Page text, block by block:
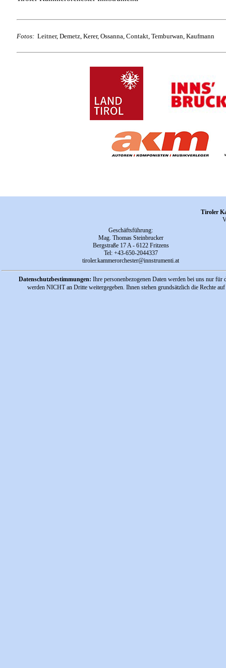
Fotos: Leitner, Demetz, Kerer, Ossanna, Contakt, Temburwan, Kaufmann
Tiroler
Geschäftsführung:
Mag. Thomas Steinbrucker
Bergstraße 17 A - 6122 Fritzens
Tel: +43-650-2044337
tiroler.kammerorchester@innstrumenti.at
Datenschutzbestimmungen: Ihre personenbezogenen Daten werden bei uns nur
werden NICHT an Dritte weitergegeben. Ihnen stehen grundsätzlich die Rechte